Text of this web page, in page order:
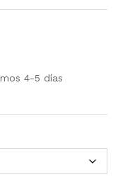
4-5 días